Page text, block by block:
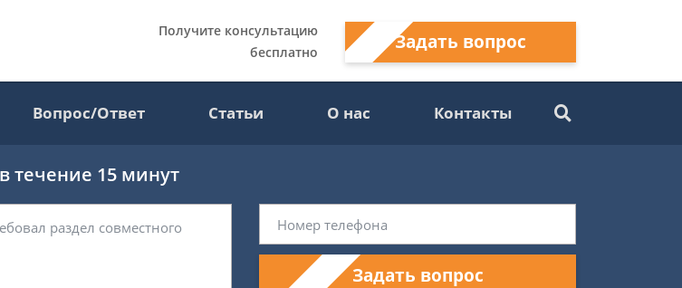
Получите консультацию
бесплатно
Задать вопрос
Вопрос/Ответ Статьи О нас Контакты
течение 15 минут
Задать вопрос